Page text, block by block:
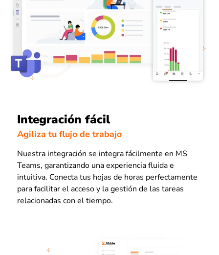
Integración fácil
Agiliza tu flujo de trabajo
Nuestra integración se integra fácilmente en MS
Teams, garantizando una experiencia fluida e
intuitiva. Conecta tus hojas de horas perfectamente
para facilitar el acceso y la gestión de las tareas
relacionadas con el tiempo.